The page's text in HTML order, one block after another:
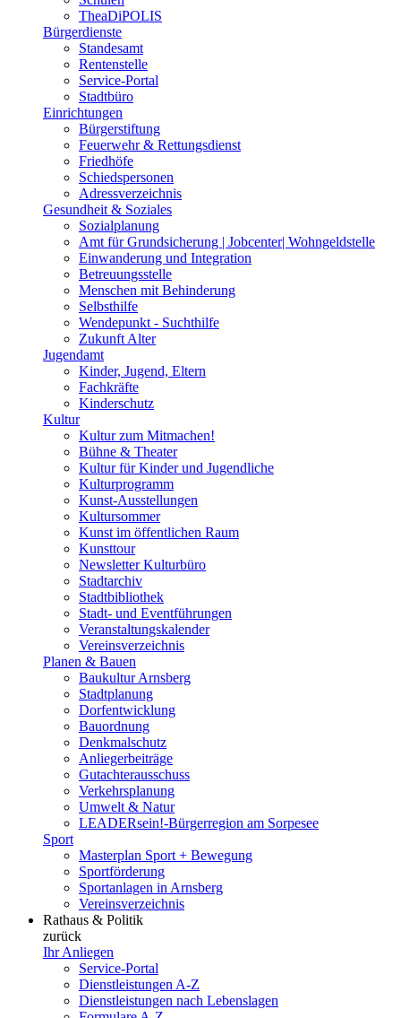
TheaDiPOLIS
Bürgerdienste
Standesamt
Rentenstelle
Service-Portal
Stadtbüro
Einrichtungen
Bürgerstiftung
Feuerwehr & Rettungsdienst
Friedhöfe
Schiedspersonen
Adressverzeichnis
Gesundheit & Soziales
Sozialplanung
Amt für Grundsicherung | Jobcenter| Wohngeldstelle
Einwanderung und Integration
Betreuungsstelle
Menschen mit Behinderung
Selbsthilfe
Wendepunkt - Suchthilfe
Zukunft Alter
Jugendamt
Kinder, Jugend, Eltern
Fachkräfte
Kinderschutz
Kultur
Kultur zum Mitmachen!
Bühne & Theater
Kultur für Kinder und Jugendliche
Kulturprogramm
Kunst-Ausstellungen
Kultursommer
Kunst im öffentlichen Raum
Kunsttour
Newsletter Kulturbüro
Stadtarchiv
Stadtbibliothek
Stadt- und Eventführungen
Veranstaltungskalender
Vereinsverzeichnis
Planen & Bauen
Baukultur Arnsberg
Stadtplanung
Dorfentwicklung
Bauordnung
Denkmalschutz
Anliegerbeiträge
Gutachterausschuss
Verkehrsplanung
Umwelt & Natur
LEADERsein!-Bürgerregion am Sorpesee
Sport
Masterplan Sport + Bewegung
Sportförderung
Sportanlagen in Arnsberg
Vereinsverzeichnis
Rathaus & Politik
zurück
Ihr Anliegen
Service-Portal
Dienstleistungen A-Z
Dienstleistungen nach Lebenslagen